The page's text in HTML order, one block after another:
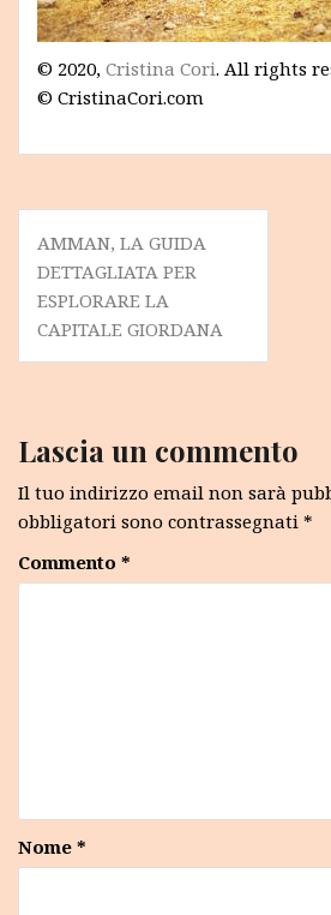
© 2020, Cristina Cori. All rights
© CristinaCori.com
Navigazione
articoli
AMMAN, LA GUIDA
DETTAGLIATA PER
ESPLORARE LA
CAPITALE GIORDANA
Lascia un commento
Il tuo indirizzo email non sarà
obbligatori sono contrassegnati *
Commento *
Nome *